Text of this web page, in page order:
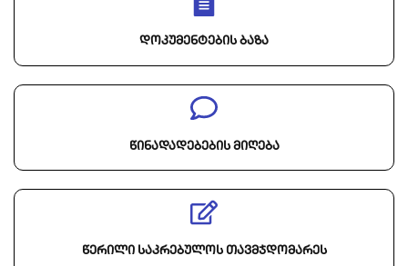
დოკუმენტების ბაზა
წინადადებების მიღება
წერილი საკრებულოს თავმჯდომარეს